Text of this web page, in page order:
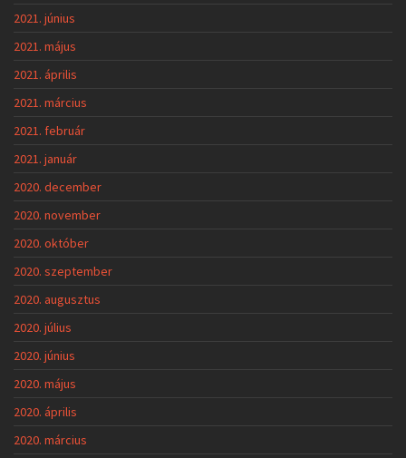
2021. június
2021. május
2021. április
2021. március
2021. február
2021. január
2020. december
2020. november
2020. október
2020. szeptember
2020. augusztus
2020. július
2020. június
2020. május
2020. április
2020. március